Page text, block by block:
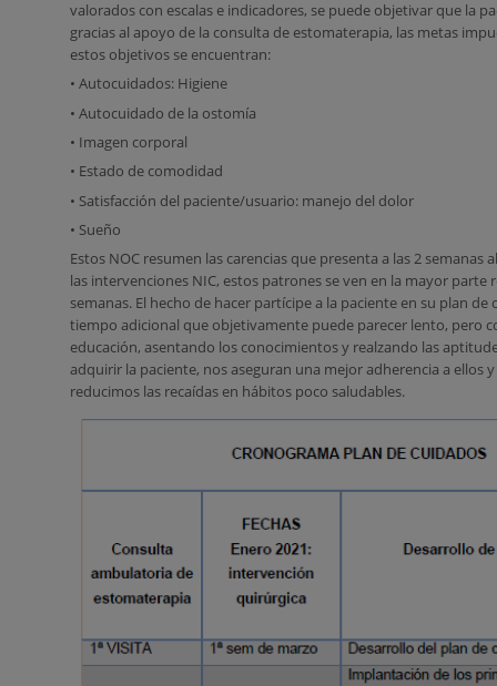
valorados con escalas e indicadores, se puede objetivar que la
gracias al apoyo de la consulta de estomaterapia, las metas
estos objetivos se encuentran:
• Autocuidados: Higiene
• Autocuidado de la ostomía
• Imagen corporal
• Estado de comodidad
• Satisfacción del paciente/usuario: manejo del dolor
• Sueño
Estos NOC resumen las carencias que presenta a las 2 semanas
las intervenciones NIC, estos patrones se ven en la mayor parte
semanas. El hecho de hacer partícipe a la paciente en su plan de
tiempo adicional que objetivamente puede parecer lento, pero
educación, asentando los conocimientos y realzando las
adquirir la paciente, nos aseguran una mejor adherencia a ellos
reducimos las recaídas en hábitos poco saludables.